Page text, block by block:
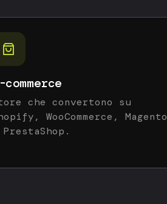
commerce
che convertono su
WooCommerce, Magento